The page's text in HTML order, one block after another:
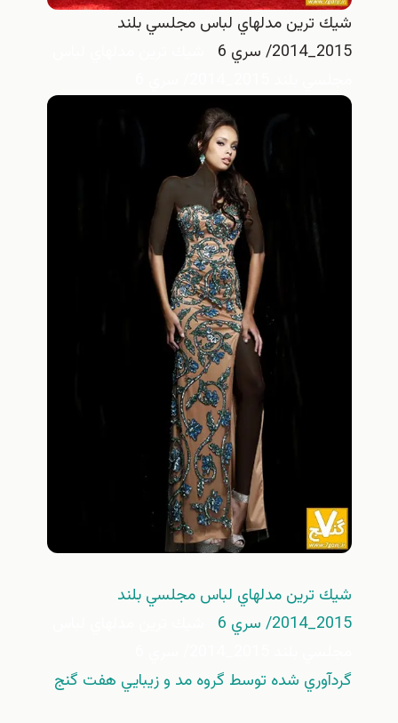
شيك ترين مدلهاي لباس مجلسي بلند
2015_2014/ سري 6
شيك ترين مدلهاي لباس مجلسي بلند
2015_2014/ سري 6
گردآوري شده توسط گروه مد و زيبايي هفت گنج